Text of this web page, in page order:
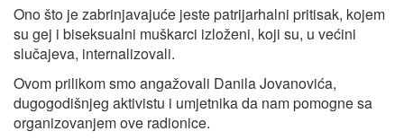
Ono što je zabrinjavajuće jeste patrijarhalni pritisak, kojem
su gej i biseksualni muškarci izloženi, koji su, u većini
slučajeva, internalizovali.
Ovom prilikom smo angažovali Danila Jovanovića,
dugogodišnjeg aktivistu i umjetnika da nam pomogne sa
organizovanjem ove radionice.